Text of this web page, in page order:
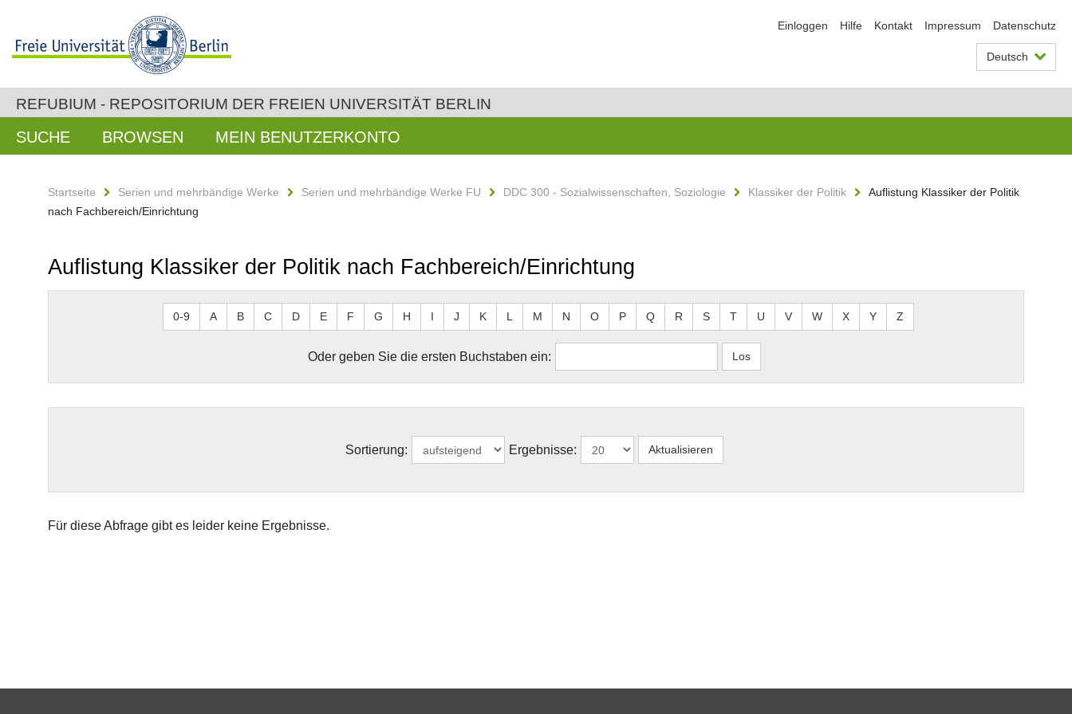
Einloggen Hilfe Kontakt Impressum Datenschutz
Deutsch
REFUBIUM - REPOSITORIUM DER FREIEN UNIVERSITÄT BERLIN
SUCHE BROWSEN MEIN BENUTZERKONTO
Startseite Serien und mehrbändige Werke Serien und mehrbändige Werke FU DDC 300 - Sozialwissenschaften, Soziologie Klassiker der Politik
Auflistung Klassiker der Politik
nach Fachbereich/Einrichtung
Auflistung Klassiker der Politik nach Fachbereich/Einrichtung
0-9 A B C D E F G H I J K L M N O P Q R S T U V W X Y Z
Oder geben Sie die ersten Buchstaben ein:
Sortierung: Ergebnisse:
Für diese Abfrage gibt es leider keine Ergebnisse.